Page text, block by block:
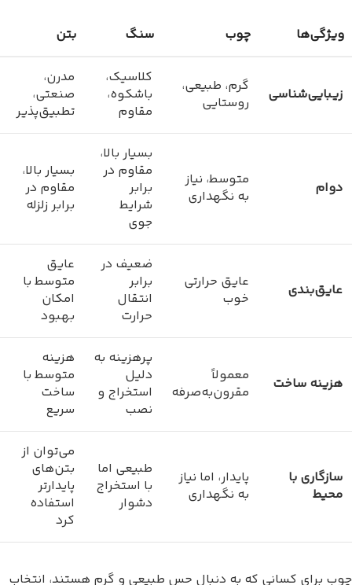
ویژگی‌ها چوب سنگ بتن
زیبایی‌شناسی
گرم، طبیعی،
روستایی
کلاسیک،
باشکوه،
مقاوم
مدرن،
صنعتی،
تطبیق‌پذیر
دوام
متوسط، نیاز
به نگهداری
بسیار بالا،
مقاوم در
برابر
شرایط
جوی
بسیار بالا،
مقاوم در
برابر زلزله
عایق‌بندی
عایق حرارتی
خوب
ضعیف در
برابر
انتقال
حرارت
عایق
متوسط با
امکان
بهبود
هزینه ساخت
معمولاً
مقرون‌به‌صرفه
پرهزینه به
دلیل
استخراج و
نصب
هزینه
متوسط با
ساخت
سریع
سازگاری با
محیط
پایدار، اما نیاز
به نگهداری
طبیعی اما
با استخراج
دشوار
می‌توان از
بتن‌های
پایدارتر
استفاده
کرد
چوب برای کسانی که به دنبال حس طبیعی و گرم هستند، انتخاب